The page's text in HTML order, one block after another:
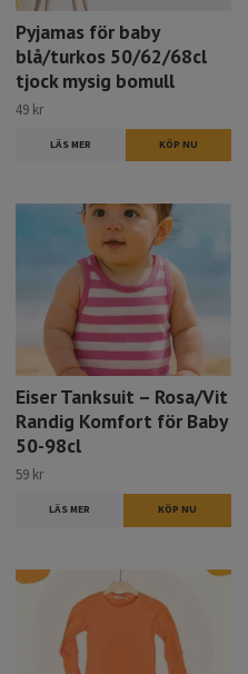
Pyjamas för baby
blå/turkos 50/62/68cl
tjock mysig bomull
49 kr
LÄS MER
Eiser Tanksuit – Rosa/Vit
Randig Komfort för Baby
50-98cl
59 kr
LÄS MER KÖP NU